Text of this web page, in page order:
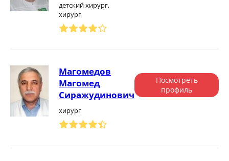
детский хирург,
хирург
Магомедов
Магомед
Сиражудинович
хирург
Посмотреть
профиль